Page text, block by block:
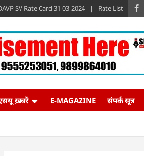
SV Rate Card 31-03-2024 Rate List
ख़बरें E-MAGAZINE संपर्क सूत्र